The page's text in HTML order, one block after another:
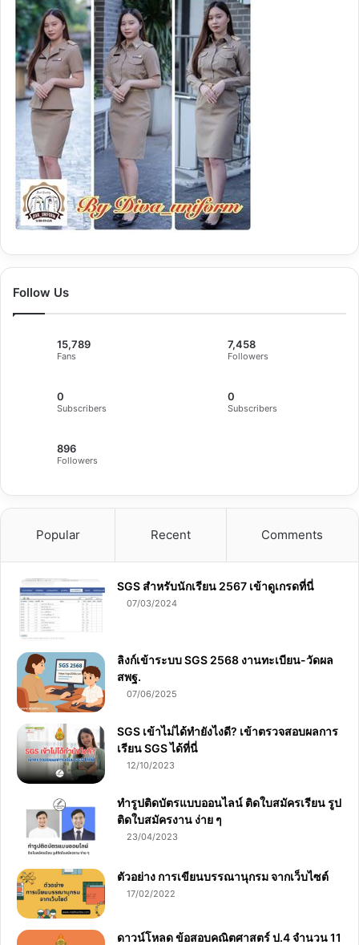
Follow Us
15,789
Fans
7,458
Followers
0
Subscribers
0
Subscribers
896
Followers
Popular Recent Comments
SGS สําหรับนักเรียน 2567 เข้าดูเกรดที่นี่
07/03/2024
ลิงก์เข้าระบบ SGS 2568 งานทะเบียน-วัดผล
สพฐ.
07/06/2025
SGS เข้าไม่ได้ทำยังไงดี? เข้าตรวจสอบผลการ
เรียน SGS ได้ที่นี่
12/10/2023
ทำรูปติดบัตรแบบออนไลน์ ติดใบสมัครเรียน รูป
ติดใบสมัครงาน ง่าย ๆ
23/04/2023
ตัวอย่าง การเขียนบรรณานุกรม จากเว็บไซต์
17/02/2022
ดาวน์โหลด ข้อสอบคณิตศาสตร์ ป.4 จำนวน 11